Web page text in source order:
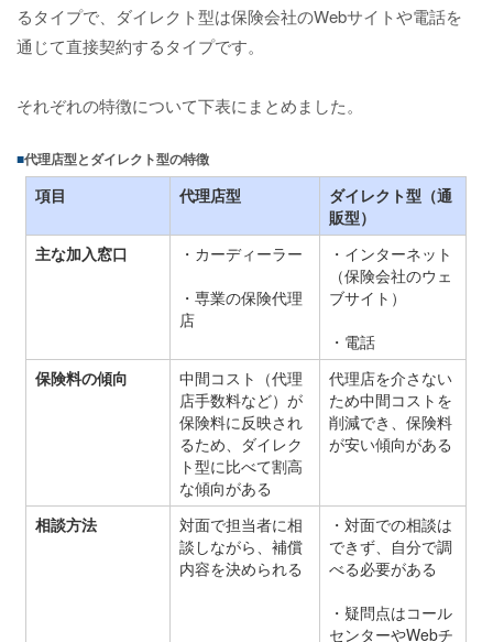
るタイプで、ダイレクト型は保険会社のWebサイトや電話を
通じて直接契約するタイプです。
それぞれの特徴について下表にまとめました。
代理店型とダイレクト型の特徴
項目 代理店型
ダイレクト型（通
販型）
主な加入窓口
・カーディーラー
・専業の保険代理
店
・インターネット
（保険会社のウェ
ブサイト）
・電話
保険料の傾向
中間コスト（代理
店手数料など）が
保険料に反映され
るため、ダイレク
ト型に比べて割高
な傾向がある
代理店を介さない
ため中間コストを
削減でき、保険料
が安い傾向がある
相談方法
対面で担当者に相
談しながら、補償
内容を決められる
・対面での相談は
できず、自分で調
べる必要がある
・疑問点はコール
センターやWebチ